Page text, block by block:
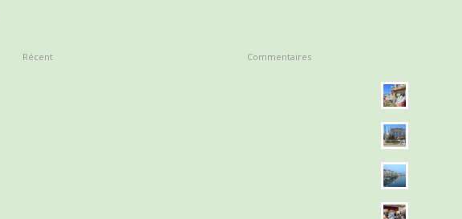
Récent Commentaires